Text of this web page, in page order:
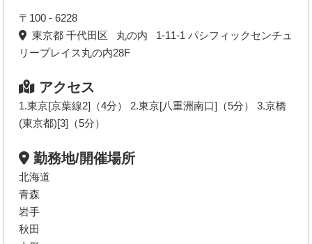
〒100 - 6228
東京都 千代田区 丸の内 1-11-1 パシフィックセンチュ
リープレイス丸の内28F
アクセス
1.東京[京葉線2]（4分） 2.東京[八重洲南口]（5分） 3.京橋
(東京都)[3]（5分）
勤務地/開催場所
北海道
青森
岩手
秋田